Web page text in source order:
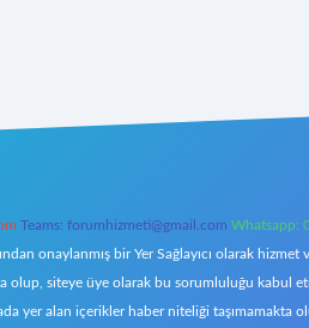
Teams: forumhizmeti@gmail.com Whatsapp:
onaylanmış bir Yer Sağlayıcı olarak
siteye üye olarak bu sorumluluğu kabul
yer alan içerikler haber niteliği